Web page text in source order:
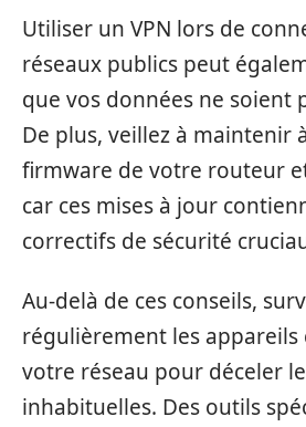
Utiliser un VPN lors de
réseaux publics peut
que vos données ne soient
De plus, veillez à maintenir
firmware de votre routeur
car ces mises à jour
correctifs de sécurité
Au-delà de ces conseils,
régulièrement les appareils
votre réseau pour déceler
inhabituelles. Des outils